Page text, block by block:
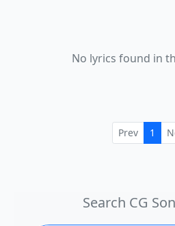
No lyrics found in
Prev 1
Search CG